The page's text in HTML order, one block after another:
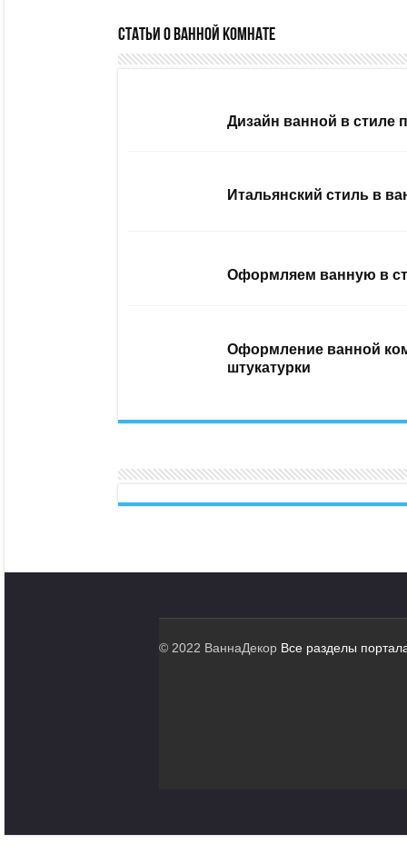
Статьи о ванной комнате
Дизайн ванной в стиле
Итальянский стиль в
Оформляем ванную в
Оформление ванной
штукатурки
© 2022 ВаннаДекор Все разделы